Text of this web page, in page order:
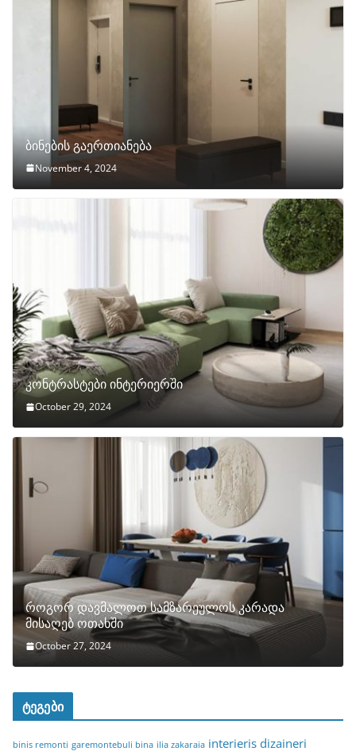
ბინების გაერთიანება
November 4, 2024
კონტრასტები ინტერიერში
October 29, 2024
როგორ დავმალოთ სამზარეულოს კარადა
მისაღებ ოთახში
October 27, 2024
ტეგები
binis remonti garemontebuli bina ilia zakaraia interieris dizaineri